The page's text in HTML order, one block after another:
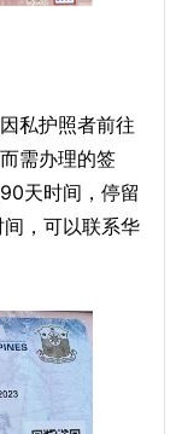
私护照者前往
需办理的签
天时间，停留
，可以联系华